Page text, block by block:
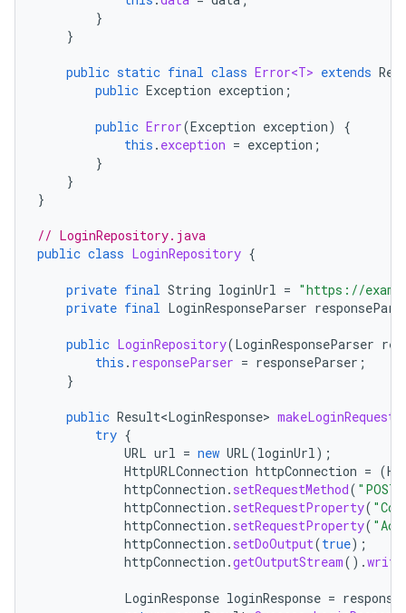
}
}
public static final class Error<T> extends
public Exception exception ;
public Error(Exception exception)
{
this . exception = exception ;
}
}
}
// LoginRepository.java
public class LoginRepository {
private final String loginUrl = "https://
private final LoginResponseParser
public LoginRepository(LoginResponseParser
this . responseParser = responseParser ;
}
public Result<LoginResponse> makeLoginRequest
try {
URL url = new URL(loginUrl);
HttpURLConnection httpConnection = (
httpConnection . setRequestMethod( "POST"
httpConnection . setRequestProperty(
httpConnection . setRequestProperty(
httpConnection . setDoOutput(true);
httpConnection .getOutputStream().write
LoginResponse loginResponse =